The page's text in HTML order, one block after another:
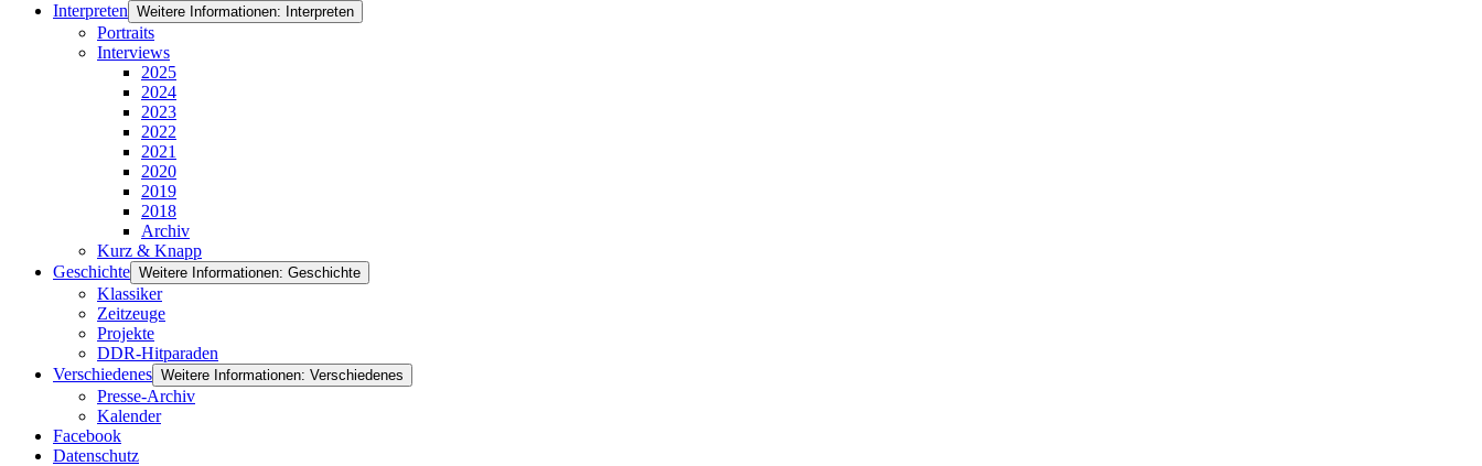
Interpreten Weitere Informationen: Interpreten
Portraits
Interviews
2025
2024
2023
2022
2021
2020
2019
2018
Archiv
Kurz & Knapp
Geschichte Weitere Informationen: Geschichte
Klassiker
Zeitzeuge
Projekte
DDR-Hitparaden
Verschiedenes Weitere Informationen: Verschiedenes
Presse-Archiv
Kalender
Facebook
Datenschutz